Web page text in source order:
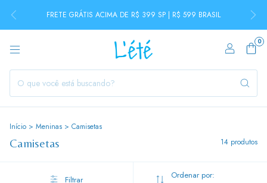
FRETE GRÁTIS ACIMA DE R$ 399 SP | R$ 599 BRASIL
0
Início > Meninas > Camisetas
Camisetas 14 produtos
Filtrar Ordenar por: